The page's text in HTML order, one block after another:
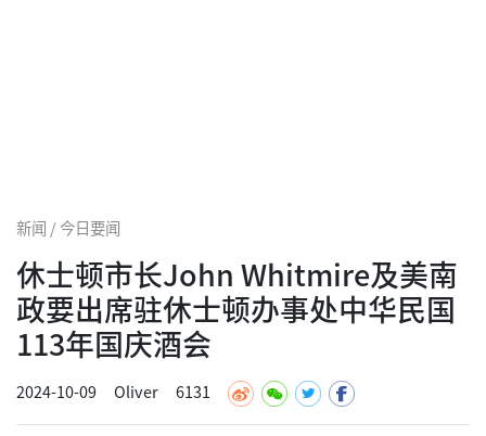
新闻 / 今日要闻
休士顿市长John Whitmire及美南
政要出席驻休士顿办事处中华民国
113年国庆酒会
2024-10-09 Oliver 6131